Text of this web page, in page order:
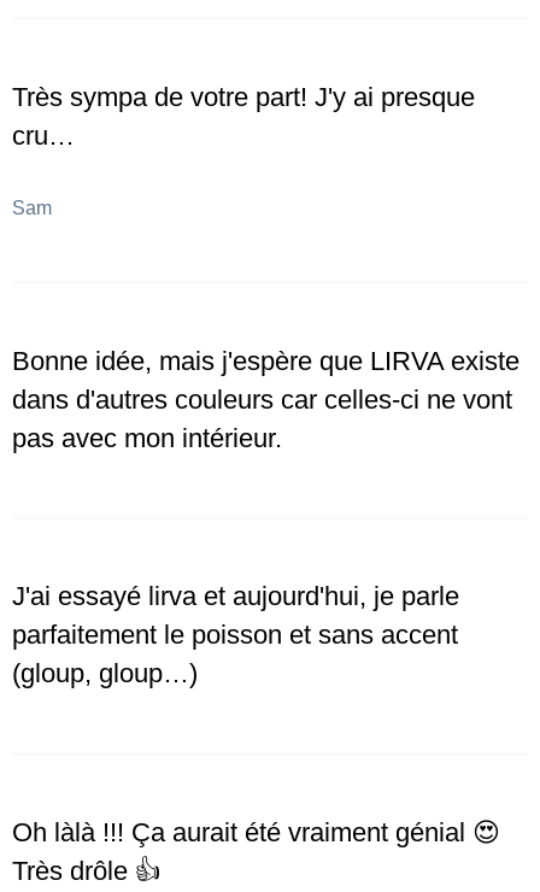
Très sympa de votre part! J'y ai presque
cru…
Sam
Bonne idée, mais j'espère que LIRVA existe
dans d'autres couleurs car celles-ci ne vont
pas avec mon intérieur.
J'ai essayé lirva et aujourd'hui, je parle
parfaitement le poisson et sans accent
(gloup, gloup…)
Oh làlà !!! Ça aurait été vraiment génial 😍
Très drôle 👍